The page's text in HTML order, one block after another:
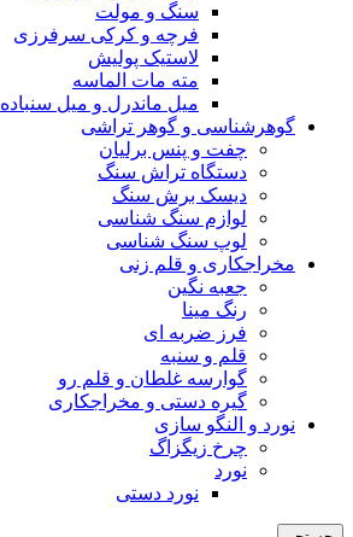
سنگ و مولت
فرچه و کرکی سرفرزی
لاستیک پولیش
مته مات الماسه
میل ماندرل و میل سنباده
گوهرشناسی و گوهر تراشی
چفت و پنس برلیان
دستگاه تراش سنگ
دیسک برش سنگ
لوازم سنگ شناسی
لوپ سنگ شناسی
مخراجکاری و قلم زنی
جعبه نگین
رنگ مینا
فرز ضربه ای
قلم و سنبه
گوارسه غلطان و قلم رو
گیره دستی و مخراجکاری
نورد و النگو سازی
چرخ زیگزاگ
نورد
نورد دستی